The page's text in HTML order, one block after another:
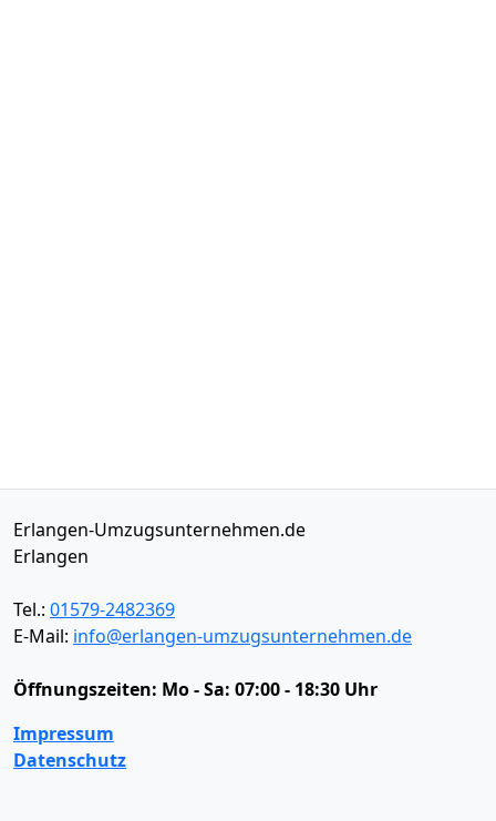
Erlangen-Umzugsunternehmen.de
Erlangen
Tel.: 01579-2482369
E-Mail: info@erlangen-umzugsunternehmen.de
Öffnungszeiten: Mo - Sa: 07:00 - 18:30 Uhr
Impressum
Datenschutz